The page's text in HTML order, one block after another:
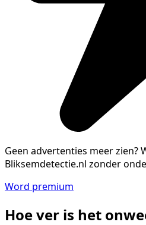
Geen advertenties meer zien?
Bliksemdetectie.nl zonder
Word premium
Hoe ver is het